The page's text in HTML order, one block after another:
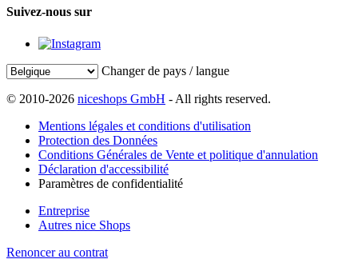
Suivez-nous sur
Changer de pays / langue
© 2010-2026 niceshops GmbH - All rights reserved.
Mentions légales et conditions d'utilisation
Protection des Données
Conditions Générales de Vente et politique d'annulation
Déclaration d'accessibilité
Paramètres de confidentialité
Entreprise
Autres nice Shops
Renoncer au contrat